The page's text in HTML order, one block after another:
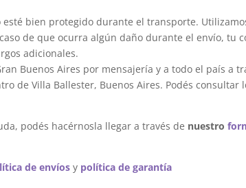
esté bien protegido durante el transporte.
de que ocurra algún daño durante el envío, tu
adicionales.
Buenos Aires por mensajería y a todo el país
de Villa Ballester, Buenos Aires. Podés
podés hacérnosla llegar a través de nuestro
de envíos y política de garantía